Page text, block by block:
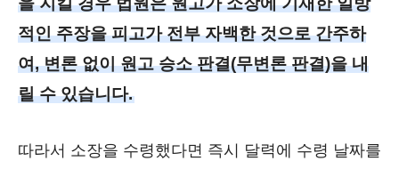
적인 주장을 피고가 전부 자백한 것으로 간주하
여, 변론 없이 원고 승소 판결(무변론 판결)을 내
릴 수 있습니다.
따라서 소장을 수령했다면 즉시 달력에 수령 날짜를